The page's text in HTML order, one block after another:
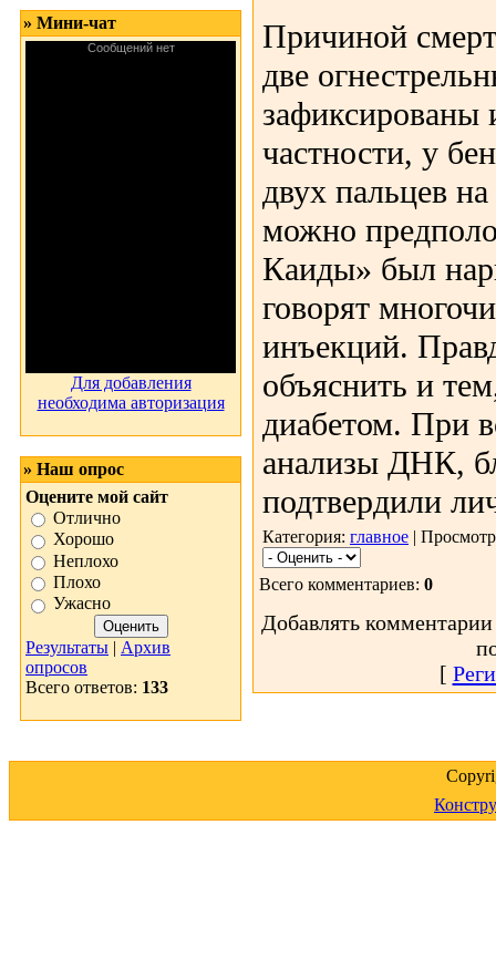
» Мини-чат
Для добавления
необходима авторизация
» Наш опрос
Оцените мой сайт
Отлично
Хорошо
Неплохо
Плохо
Ужасно
Результаты | Архив
опросов
Всего ответов: 133
Причиной
две
зафиксированы
частности, у
двух пальцев
можно
Каиды» был
говорят
инъекций.
объяснить и
диабетом. При
анализы ДНК,
подтвердили
Категория: главное |
Всего комментариев: 0
Добавлять
[